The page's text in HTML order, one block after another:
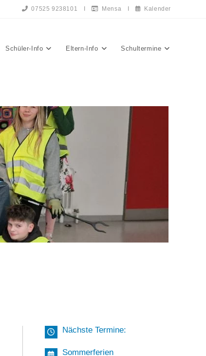
07525 9238101 Mensa Kalender
Schüler-Info Eltern-Info Schultermine
Nächste Termine:
Sommerferien